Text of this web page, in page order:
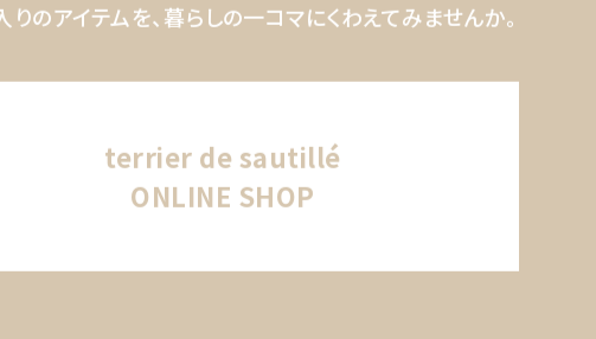
りのアイテムを、暮らしの一コマにくわえてみませんか。
terrier de sautillé
ONLINE SHOP